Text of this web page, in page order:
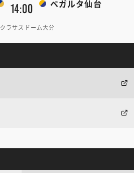
14:00 ベガルタ仙台
クラサスドーム大分